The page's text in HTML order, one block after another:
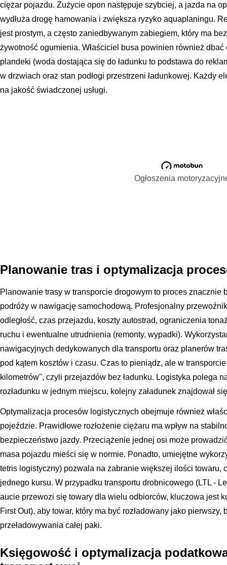
ciężar pojazdu. Zużycie opon następuje szybciej, a jazda na
wydłuża drogę hamowania i zwiększa ryzyko aquaplaningu.
jest prostym, a często zaniedbywanym zabiegiem, który ma
żywotność ogumienia. Właściciel busa powinien również
plandeki (woda dostająca się do ładunku to podstawa do
w drzwiach oraz stan podłogi przestrzeni ładunkowej. Każdy
na jakość świadczonej usługi.
Ogłoszenia
Planowanie tras i optymalizacja
Planowanie trasy w transporcie drogowym to proces znacznie
podróży w nawigację samochodową. Profesjonalny
odległość, czas przejazdu, koszty autostrad, ograniczenia
ruchu i ewentualne utrudnienia (remonty, wypadki).
nawigacyjnych dedykowanych dla transportu oraz planerów
pod kątem kosztów i czasu. Czas to pieniądz, ale w
kilometrów", czyli przejazdów bez ładunku. Logistyka polega
rozładunku w jednym miejscu, kolejny załadunek znajdował
Optymalizacja procesów logistycznych obejmuje również
pojeździe. Prawidłowe rozłożenie ciężaru ma wpływ na
bezpieczeństwo jazdy. Przeciążenie jednej osi może
masa pojazdu mieści się w normie. Ponadto, umiejętne
tetris logistyczny) pozwala na zabranie większej ilości towaru,
jednego kursu. W przypadku transportu drobnicowego (LTL -
aucie przewozi się towary dla wielu odbiorców, kluczowa jest
First Out), aby towar, który ma być rozładowany jako pierwszy,
przeładowywania całej paki.
Księgowość i optymalizacja